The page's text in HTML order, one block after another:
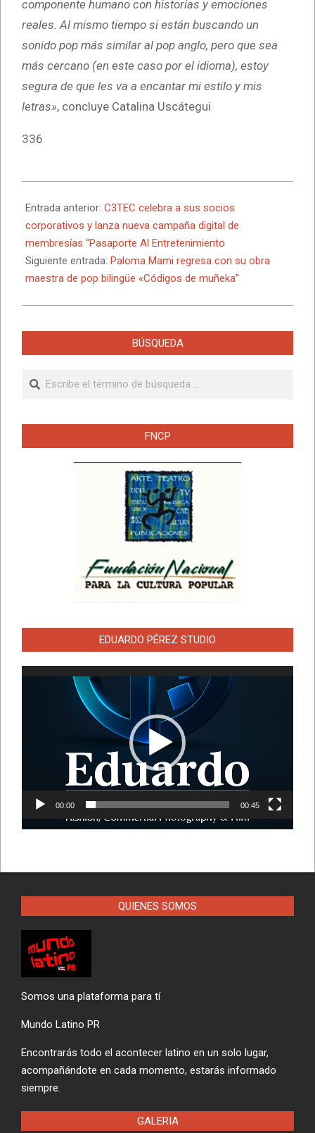
componente humano con historias y emociones
reales. Al mismo tiempo si están buscando un
sonido pop más similar al pop anglo, pero que sea
más cercano (en este caso por el idioma), estoy
segura de que les va a encantar mi estilo y mis
letras», concluye Catalina Uscátegui
336
07-
11
Entrada anterior: C3TEC celebra a sus socios
corporativos y lanza nueva campaña digital de
membresías “Pasaporte Al Entretenimiento
Siguiente entrada: Paloma Mami regresa con su obra
maestra de pop bilingüe «Códigos de muñeka”
BÚSQUEDA
Buscar
FNCP
EDUARDO PÉREZ STUDIO
Reproductor
00:00 00:45
QUIENES SOMOS
Somos una plataforma para tí
Mundo Latino PR
Encontrarás todo el acontecer latino en un solo lugar,
acompañándote en cada momento, estarás informado
siempre.
GALERIA